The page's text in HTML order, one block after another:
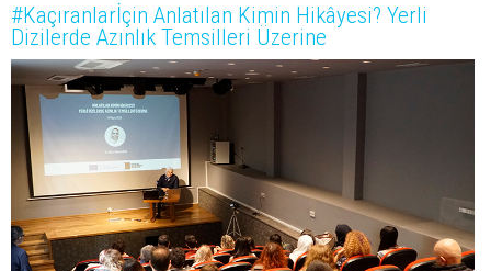
#Kaçıranlarİçin Anlatılan Kimin Hikâyesi? Yerli
Dizilerde Azınlık Temsilleri Üzerine